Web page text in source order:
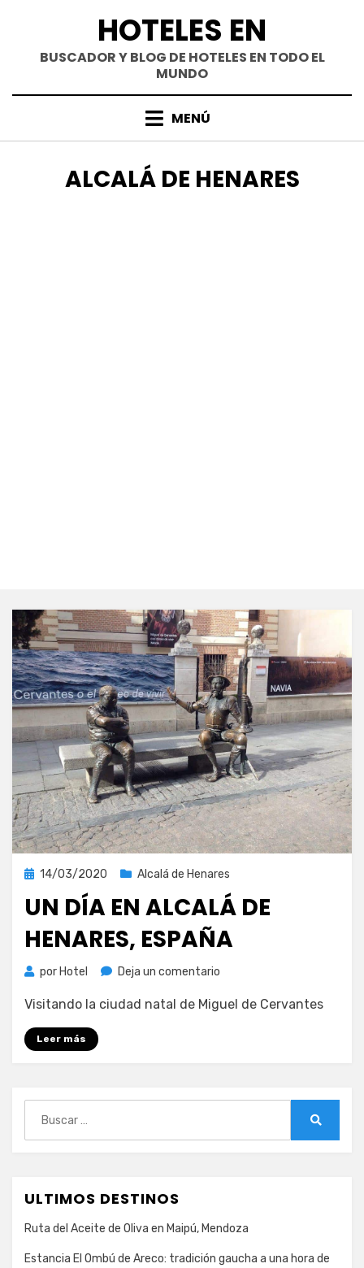
contenido
HOTELES EN
BUSCADOR Y BLOG DE HOTELES EN TODO EL
MUNDO
MENÚ
CATEGORÍA
:
ALCALÁ DE HENARES
Publicada
14/03/2020 Alcalá de Henares
UN DÍA EN ALCALÁ DE
HENARES, ESPAÑA
por Hotel Deja un comentario
día
Visitando la ciudad natal de Miguel de Cervantes
Leer más
ULTIMOS DESTINOS
Ruta del Aceite de Oliva en Maipú, Mendoza
Estancia El Ombú de Areco: tradición gaucha a una hora de